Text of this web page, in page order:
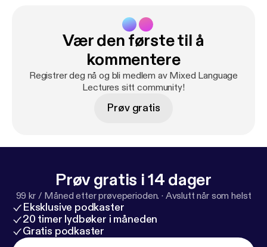
Vær den første til å
kommentere
Registrer deg nå og bli medlem av Mixed Language
Lectures sitt community!
Prøv gratis
Prøv gratis i 14 dager
99 kr / Måned etter prøveperioden. · Avslutt når som helst
Eksklusive podkaster
20 timer lydbøker i måneden
Gratis podkaster